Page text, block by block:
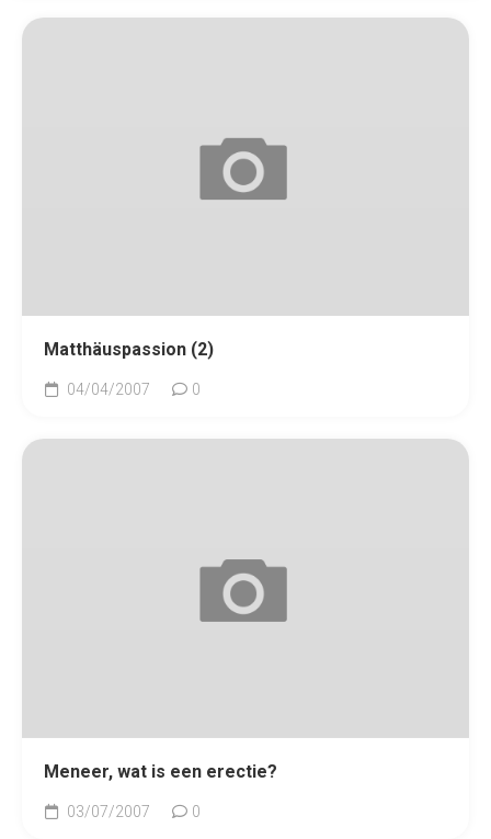
Matthäuspassion (2)
04/04/2007 0
Meneer, wat is een erectie?
03/07/2007 0